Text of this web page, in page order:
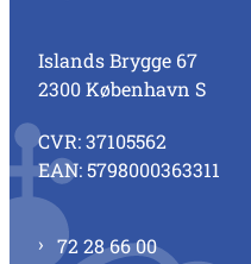
Islands Brygge 67
2300 København S
CVR: 37105562
EAN: 5798000363311
72 28 66 00